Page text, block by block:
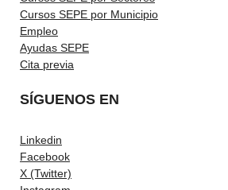
Cursos SEPE por Municipio
Empleo
Ayudas SEPE
Cita previa
SÍGUENOS EN
Linkedin
Facebook
X (Twitter)